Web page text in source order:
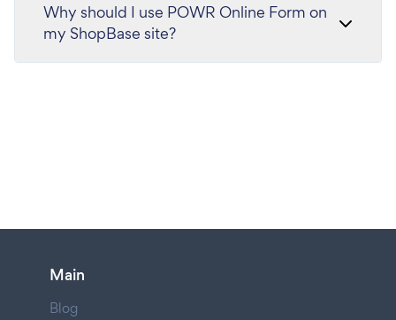
Why should I use POWR Online Form on
my ShopBase site?
Main
Blog